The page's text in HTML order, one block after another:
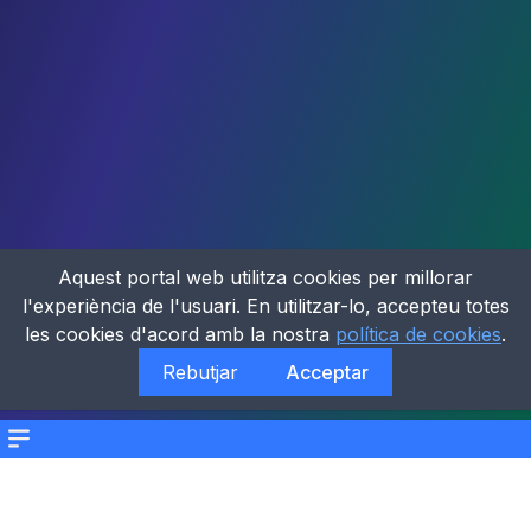
Menu
Aquest portal web utilitza cookies per millorar
l'experiència de l'usuari. En utilitzar-lo, accepteu totes
les cookies d'acord amb la nostra política de cookies.
Rebutjar
Acceptar